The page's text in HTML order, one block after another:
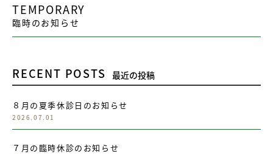
TEMPORARY
臨時のお知らせ
RECENT POSTS 最近の投稿
８月の夏季休診日のお知らせ
2026.07.01
７月の臨時休診のお知らせ